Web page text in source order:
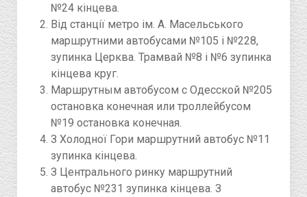
№24 кінцева.
Від станції метро ім. А. Масельського
маршрутними автобусами №105 і №228,
зупинка Церква. Трамвай №8 і №6 зупинка
кінцева круг.
Маршрутным автобусом с Одесской №205
остановка конечная или троллейбусом
№19 остановка конечная.
З Холодної Гори маршрутний автобус №11
зупинка кінцева.
З Центрального ринку маршрутний
автобус №231 зупинка кінцева. З